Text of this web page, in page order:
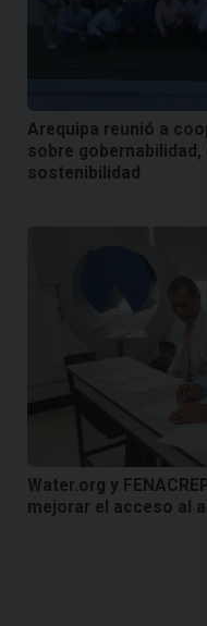
Arequipa reunió a
sobre
sostenibilidad
Water.org y
mejorar el acceso al